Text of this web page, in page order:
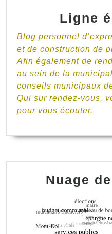
Ligne
Blog personnel
et de construction de
Afin également de
au sein de la
conseils municipaux
Qui sur rendez-vous,
pour vous écouter.
Nuage